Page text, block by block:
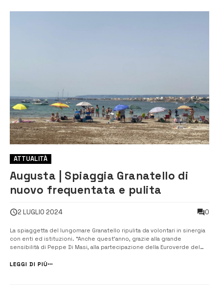
ATTUALITÀ
Augusta | Spiaggia Granatello di
nuovo frequentata e pulita
2 LUGLIO 2024 0
La spiaggetta del lungomare Granatello ripulita da volontari in sinergia
con enti ed istituzioni. “Anche quest’anno, grazie alla grande
sensibilità di Peppe Di Masi, alla partecipazione della Euroverde del
della mia Amministrazione, e di tutti gli Enti che hanno ...
LEGGI DI PIÙ